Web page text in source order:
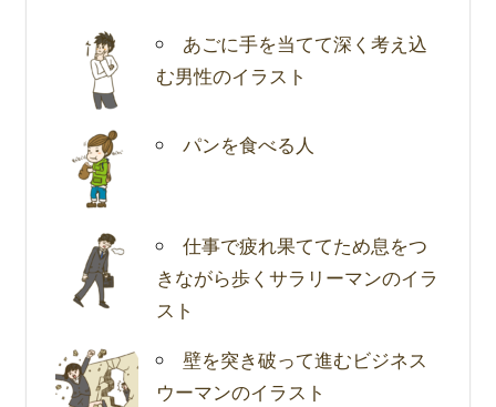
あごに手を当てて深く考え込
む男性のイラスト
パンを食べる人
仕事で疲れ果ててため息をつ
きながら歩くサラリーマンのイラ
スト
壁を突き破って進むビジネス
ウーマンのイラスト